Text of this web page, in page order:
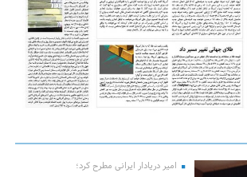
امیر دریادار ایرانی مطرح کرد؛